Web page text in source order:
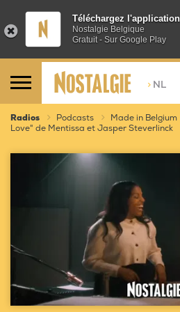
Téléchargez l'application
Nostalgie Belgique
Gratuit - Sur Google Play
> NL
Radios Podcasts Made in Belgium
Love" de Mentissa et Jasper Steverlinck